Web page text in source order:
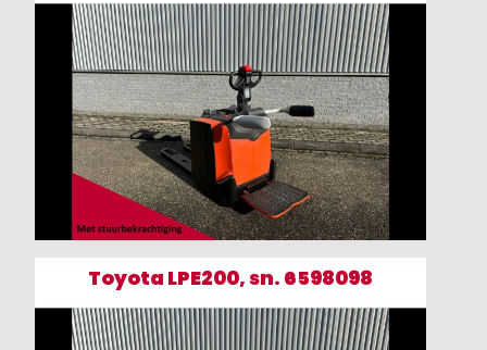
Toyota LPE200, sn. 6598098